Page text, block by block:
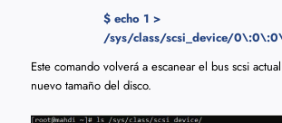
$ echo 1 >
/sys/class/scsi_device/
Este comando volverá a escanear el bus scsi
nuevo tamaño del disco.